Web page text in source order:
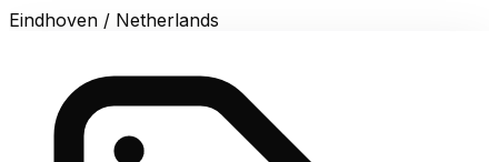
Eindhoven / Netherlands